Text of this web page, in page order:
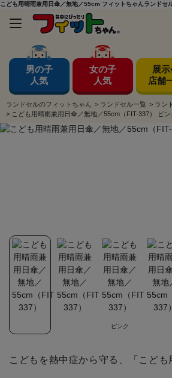
こども用晴雨兼用日傘／無地／55cm フィットちゃんランドセ
男の子
人気
女の子
人気
展
店舗
ランドセルのフィットちゃん > ランドセル一覧 > ラン
> こども用晴雨兼用日傘／無地／55cm（FIT-337） ピン
ピンク
こどもを熱中症から守る、「こども